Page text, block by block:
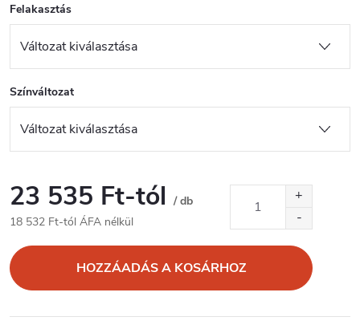
Felakasztás
Színváltozat
23 535 Ft-tól / db
18 532 Ft-tól ÁFA nélkül
HOZZÁADÁS A KOSÁRHOZ